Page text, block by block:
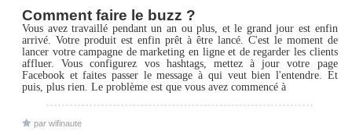
Comment faire le buzz ?
Vous avez travaillé pendant un an ou plus, et le grand jour est enfin
arrivé. Votre produit est enfin prêt à être lancé. C'est le moment de
lancer votre campagne de marketing en ligne et de regarder les clients
affluer. Vous configurez vos hashtags, mettez à jour votre page
Facebook et faites passer le message à qui veut bien l'entendre. Et
puis, plus rien. Le problème est que vous avez commencé à
par wifinaute